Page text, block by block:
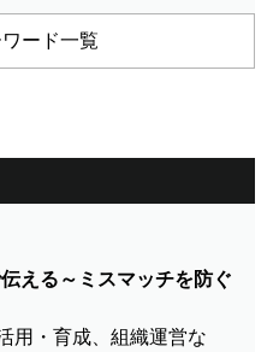
ード一覧
える～ミスマッチを防ぐ
用・育成、組織運営な